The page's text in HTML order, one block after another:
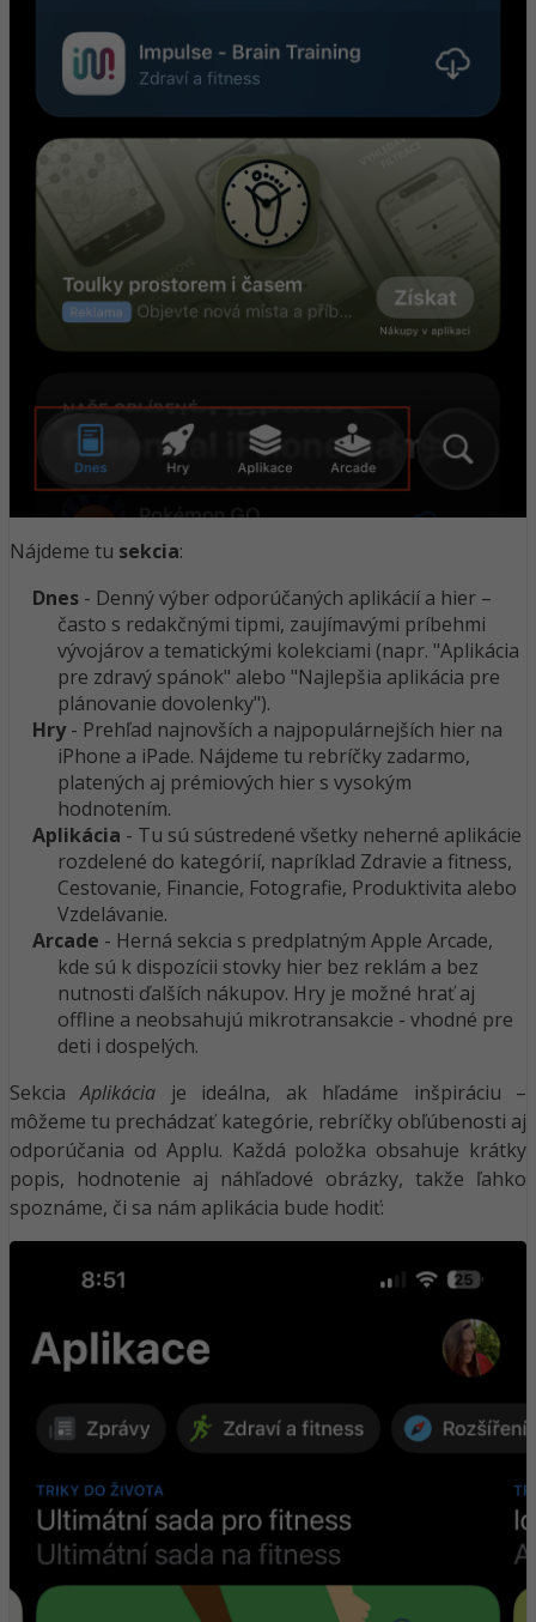
Nájdeme tu sekcia:
Dnes - Denný výber odporúčaných aplikácií a hier –
často s redakčnými tipmi, zaujímavými príbehmi
vývojárov a tematickými kolekciami (napr. "Aplikácia
pre zdravý spánok" alebo "Najlepšia aplikácia pre
plánovanie dovolenky").
Hry- Prehľad najnovších a najpopulárnejších hier na
iPhone a iPade. Nájdeme tu rebríčky zadarmo,
platených aj prémiových hier s vysokým
hodnotením.
Aplikácia - Tu sú sústredené všetky neherné aplikácie
rozdelené do kategórií, napríklad Zdravie a fitness,
Cestovanie, Financie, Fotografie, Produktivita alebo
Vzdelávanie.
Arcade - Herná sekcia s predplatným Apple Arcade,
kde sú k dispozícii stovky hier bez reklám a bez
nutnosti ďalších nákupov. Hry je možné hrať aj
offline a neobsahujú mikrotransakcie - vhodné pre
deti i dospelých.
SekciaAplikácia je ideálna, ak hľadáme inšpiráciu –
môžeme tu prechádzať kategórie, rebríčky obľúbenosti aj
odporúčania od Applu. Každá položka obsahuje krátky
popis, hodnotenie aj náhľadové obrázky, takže ľahko
spoznáme, či sa nám aplikácia bude hodiť: